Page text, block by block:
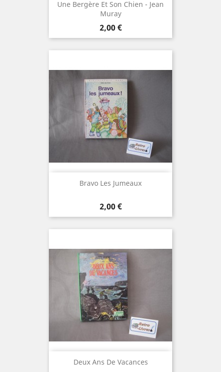
Une Bergère Et Son Chien - Jean
Muray
Prix
2,00 €
Bravo Les Jumeaux
Prix
2,00 €
Deux Ans De Vacances